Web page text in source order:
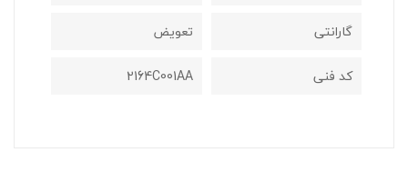
گارانتی
تعویض
کد فنی
2164C001AA